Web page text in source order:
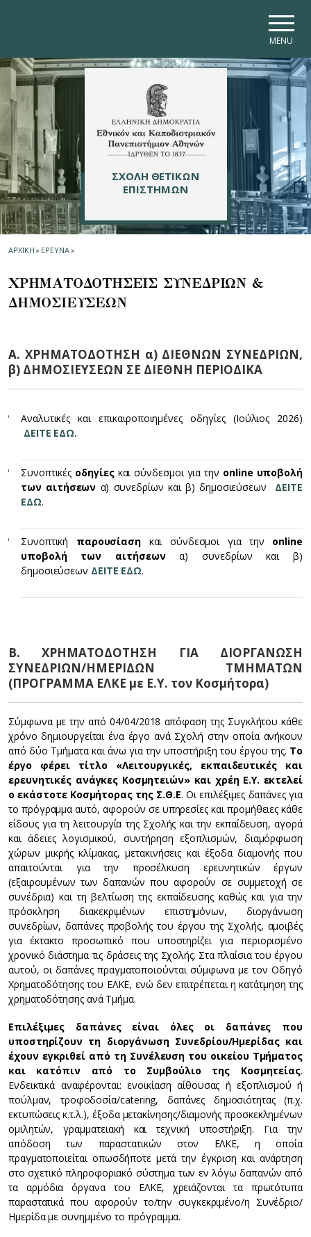
MENU
ΣΧΟΛΗ ΘΕΤΙΚΩΝ
ΕΠΙΣΤΗΜΩΝ
ΑΡΧΙΚΗ» ΕΡΕΥΝΑ»
ΧΡΗΜΑΤΟΔΟΤΗΣΕΙΣ ΣΥΝΕΔΡΙΩΝ &
ΔΗΜΟΣΙΕΥΣΕΩΝ
Α. ΧΡΗΜΑΤΟΔΟΤΗΣΗ α) ΔΙΕΘΝΩΝ ΣΥΝΕΔΡΙΩΝ,
β) ΔΗΜΟΣΙΕΥΣΕΩΝ ΣΕ ΔΙΕΘΝΗ ΠΕΡΙΟΔΙΚΑ
Αναλυτικές και επικαιροποιημένες οδηγίες (Ιούλιος 2026)
ΔΕΙΤΕ ΕΔΩ.
Συνοπτικές οδηγίεςκαι σύνδεσμοι για την online υποβολή
των αιτήσεων α) συνεδρίων και β) δημοσιεύσεων ΔΕΙΤΕ
ΕΔΩ.
Συνοπτική παρουσίαση και σύνδεσμοι για την online
υποβολή των αιτήσεωνα) συνεδρίων και β)
δημοσιεύσεων ΔΕΙΤΕ ΕΔΩ.
Β. ΧΡΗΜΑΤΟΔΟΤΗΣΗ ΓΙΑ ΔΙΟΡΓΑΝΩΣΗ
ΣΥΝΕΔΡΙΩΝ/ΗΜΕΡΙΔΩΝ ΤΜΗΜΑΤΩΝ
(ΠΡΟΓΡΑΜΜΑ ΕΛΚΕ με Ε.Υ. τον Κοσμήτορα)
Σύμφωνα με την από 04/04/2018 απόφαση της Συγκλήτου κάθε
χρόνο δημιουργείται ένα έργο ανά Σχολή στην οποία ανήκουν
από δύο Τμήματα και άνω για την υποστήριξη του έργου της. Το
έργο φέρει τίτλο «Λειτουργικές, εκπαιδευτικές και
ερευνητικές ανάγκες Κοσμητειών» και χρέη Ε.Υ. εκτελεί
ο εκάστοτε Κοσμήτορας της Σ.Θ.Ε. Οι επιλέξιμες δαπάνες για
το πρόγραμμα αυτό, αφορούν σε υπηρεσίες και προμήθειες κάθε
είδους για τη λειτουργία της Σχολής και την εκπαίδευση, αγορά
και άδειες λογισμικού, συντήρηση εξοπλισμών, διαμόρφωση
χώρων μικρής κλίμακας, μετακινήσεις και έξοδα διαμονής που
απαιτούνται για την προσέλκυση ερευνητικών έργων
(εξαιρουμένων των δαπανών που αφορούν σε συμμετοχή σε
συνέδρια) και τη βελτίωση της εκπαίδευσης καθώς και για την
πρόσκληση διακεκριμένων επιστημόνων, διοργάνωση
συνεδρίων, δαπάνες προβολής του έργου της Σχολής, αμοιβές
για έκτακτο προσωπικό που υποστηρίζει για περιορισμένο
χρονικό διάστημα τις δράσεις της Σχολής. Στα πλαίσια του έργου
αυτού, οι δαπάνες πραγματοποιούνται σύμφωνα με τον Οδηγό
Χρηματοδότησης του ΕΛΚΕ, ενώ δεν επιτρέπεται η κατάτμηση της
χρηματοδότησης ανά Τμήμα.
Επιλέξιμες δαπάνες είναι όλες οι δαπάνες που
υποστηρίζουν τη διοργάνωση Συνεδρίου/Ημερίδας και
έχουν εγκριθεί από τη Συνέλευση του οικείου Τμήματος
και κατόπιν από το Συμβούλιο της Κοσμητείας.
Ενδεικτικά αναφέρονται: ενοικίαση αίθουσας ή εξοπλισμού ή
πούλμαν, τροφοδοσία/catering, δαπάνες δημοσιότητας (π.χ.
εκτυπώσεις κ.τ.λ.), έξοδα μετακίνησης/διαμονής προσκεκλημένων
ομιλητών, γραμματειακή και τεχνική υποστήριξη. Για την
απόδοση των παραστατικών στον ΕΛΚΕ, η οποία
πραγματοποιείται οπωσδήποτε μετά την έγκριση και ανάρτηση
στο σχετικό πληροφοριακό σύστημα των εν λόγω δαπανών από
τα αρμόδια όργανα του ΕΛΚΕ, χρειάζονται τα πρωτότυπα
παραστατικά που αφορούν το/την συγκεκριμένο/η Συνέδριο/
Ημερίδα με συνημμένο το πρόγραμμα.